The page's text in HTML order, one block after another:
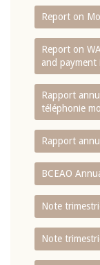
Report on
Report on
and payment
Rapport
téléphonie
Rapport
BCEAO
Note
Note